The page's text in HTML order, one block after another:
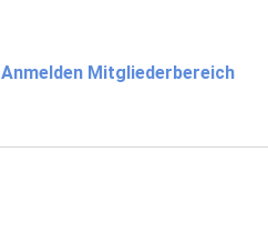
Anmelden Mitgliederbereich